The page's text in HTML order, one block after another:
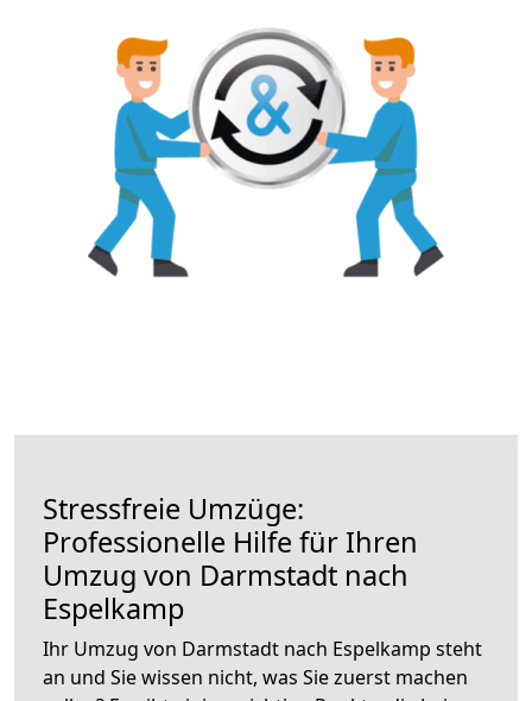
Stressfreie Umzüge:
Professionelle Hilfe für Ihren
Umzug von Darmstadt nach
Espelkamp
Ihr Umzug von Darmstadt nach Espelkamp steht
an und Sie wissen nicht, was Sie zuerst machen